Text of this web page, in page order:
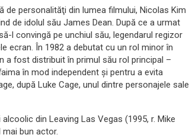
de personalităţi din lumea filmului, Nicolas Kim
de idolul său James Dean. După ce a urmat
l convingă pe unchiul său, legendarul regizor
ecran. În 1982 a debutat cu un rol minor în
a fost distribuit în primul său rol principal –
în mod independent şi pentru a evita
după Luke Cage, unul dintre personajele sale
din Leaving Las Vegas (1995, r. Mike
bun actor.